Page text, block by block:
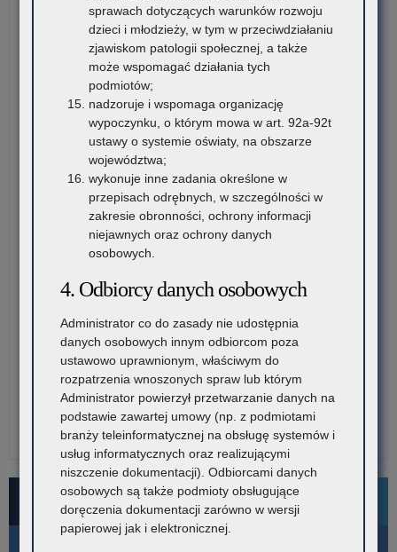
Bezpłatne numery pomocowe
sprawach dotyczących warunków rozwoju
dzieci i młodzieży, w tym w przeciwdziałaniu
zjawiskom patologii społecznej, a także
może wspomagać działania tych
podmiotów;
nadzoruje i wspomaga organizację
wypoczynku, o którym mowa w art. 92a-92t
ustawy o systemie oświaty, na obszarze
województwa;
wykonuje inne zadania określone w
przepisach odrębnych, w szczególności w
zakresie obronności, ochrony informacji
niejawnych oraz ochrony danych
osobowych.
4. Odbiorcy danych osobowych
Administrator co do zasady nie udostępnia
danych osobowych innym odbiorcom poza
ustawowo uprawnionym, właściwym do
rozpatrzenia wnoszonych spraw lub którym
Administrator powierzył przetwarzanie danych na
podstawie zawartej umowy (np. z podmiotami
branży teleinformatycznej na obsługę systemów i
usług informatycznych oraz realizującymi
niszczenie dokumentacji). Odbiorcami danych
osobowych są także podmioty obsługujące
doręczenia dokumentacji zarówno w wersji
papierowej jak i elektronicznej.